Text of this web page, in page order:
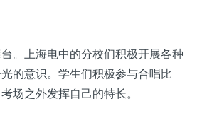
。上海电中的分校们积极开展各种
的意识。学生们积极参与合唱比
场之外发挥自己的特长。